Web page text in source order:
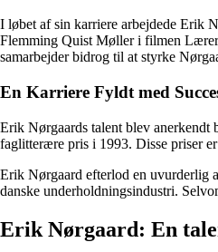
I løbet af sin karriere arbejdede Erik
Flemming Quist Møller i filmen Lærer
samarbejder bidrog til at styrke
En Karriere Fyldt med
Erik Nørgaards talent blev
faglitterære pris i 1993. Disse priser
Erik Nørgaard efterlod en uvurderlig
danske underholdningsindustri.
Erik Nørgaard: En